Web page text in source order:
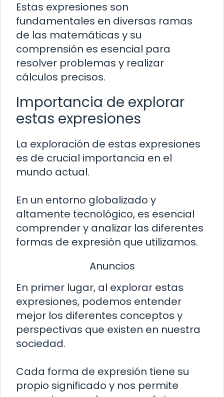
Estas expresiones son
fundamentales en diversas ramas
de las matemáticas y su
comprensión es esencial para
resolver problemas y realizar
cálculos precisos.
Importancia de explorar
estas expresiones
La exploración de estas expresiones
es de crucial importancia en el
mundo actual.
En un entorno globalizado y
altamente tecnológico, es esencial
comprender y analizar las diferentes
formas de expresión que utilizamos.
Anuncios
En primer lugar, al explorar estas
expresiones, podemos entender
mejor los diferentes conceptos y
perspectivas que existen en nuestra
sociedad.
Cada forma de expresión tiene su
propio significado y nos permite